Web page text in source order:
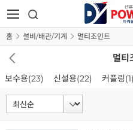
홈 설비/배관/기계 멀티조인트
멀티
보수용(23) 신설용(22) 커플링(1)